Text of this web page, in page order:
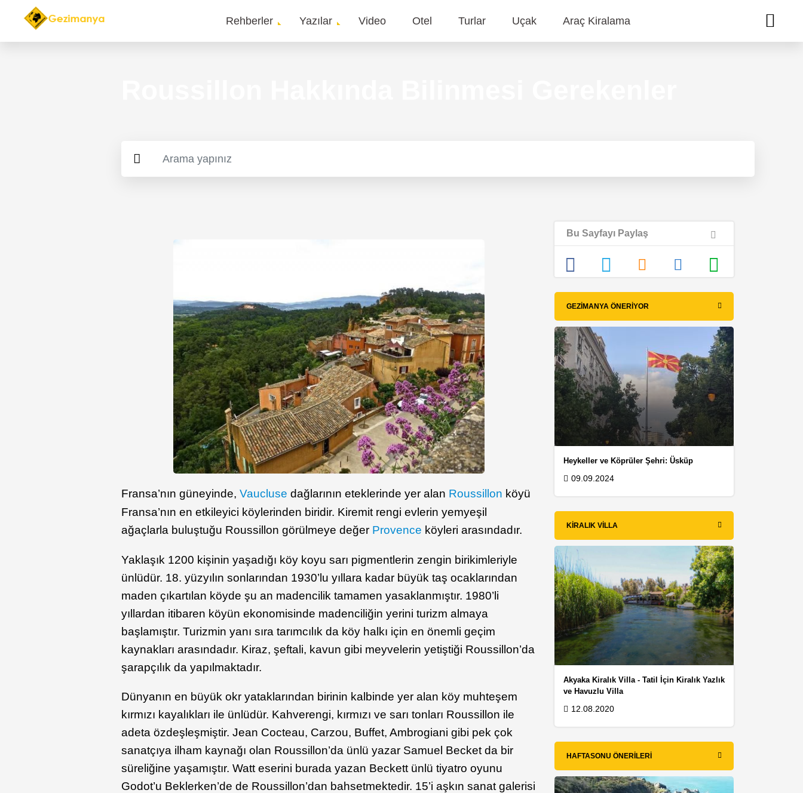
Main
Rehberler Yazılar Video Otel Turlar Uçak Araç Kiralama
Fransa’nın güneyinde,Vaucluse dağlarının eteklerinde yer alan Roussillon köyü
Fransa’nın en etkileyici köylerinden biridir. Kiremit rengi evlerin yemyeşil
ağaçlarla buluştuğu Roussillon görülmeye değer Provence köyleri arasındadır.
Yaklaşık 1200 kişinin yaşadığı köy koyu sarı pigmentlerin zengin birikimleriyle
ünlüdür. 18. yüzyılın sonlarından 1930’lu yıllara kadar büyük taş ocaklarından
maden çıkartılan köyde şu an madencilik tamamen yasaklanmıştır. 1980’li
yıllardan itibaren köyün ekonomisinde madenciliğin yerini turizm almaya
başlamıştır. Turizmin yanı sıra tarımcılık da köy halkı için en önemli geçim
kaynakları arasındadır. Kiraz, şeftali, kavun gibi meyvelerin yetiştiği Roussillon’da
şarapçılık da yapılmaktadır.
Dünyanın en büyük okr yataklarından birinin kalbinde yer alan köy muhteşem
kırmızı kayalıkları ile ünlüdür. Kahverengi, kırmızı ve sarı tonları Roussillon ile
adeta özdeşleşmiştir. Jean Cocteau, Carzou, Buffet, Ambrogiani gibi pek çok
sanatçıya ilham kaynağı olan Roussillon’da ünlü yazar Samuel Becket da bir
süreliğine yaşamıştır. Watt eserini burada yazan Beckett ünlü tiyatro oyunu
Godot’u Beklerken’de de Roussillon’dan bahsetmektedir. 15’i aşkın sanat galerisi
Bu Sayfayı Paylaş
GEZIMANYA ÖNERIYOR
Heykeller ve Köprüler Şehri: Üsküp
09.09.2024
KIRALIK VILLA
Akyaka Kiralık Villa - Tatil İçin Kiralık Yazlık
ve Havuzlu Villa
12.08.2020
HAFTASONU ÖNERILERI